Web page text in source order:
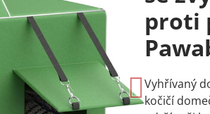
proti
Vyhřívaný
kočičí